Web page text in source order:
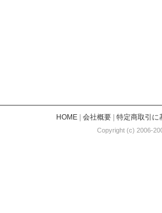
HOME| 会社概要| 特定商取引に
Copyright (c) 2006-